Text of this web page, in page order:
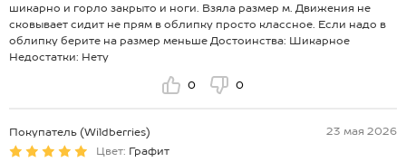
шикарно и горло закрыто и ноги. Взяла размер м. Движения не
сковывает сидит не прям в облипку просто классное. Если надо в
облипку берите на размер меньше Достоинства: Шикарное
Недостатки: Нету
0 0
Покупатель (Wildberries)
23 мая 2026
Цвет: Графит